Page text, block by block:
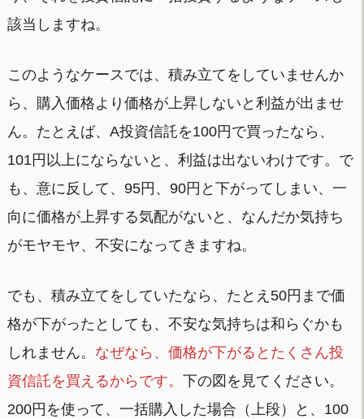
該当しますね。
このようなケースでは、積み立てをしていませんか
ら、購入価格より価格が上昇しないと利益が出ませ
ん。たとえば、A投資信託を100円で買ったなら、
101円以上にならないと、利益は出ないわけです。で
も、意に反して、95円、90円と下がってしまい、一
向に価格が上昇する気配がないと、なんだか気持ち
がモヤモヤ、不安になってきますね。
でも、積み立てをしていたなら、たとえ50円まで価
格が下がったとしても、不安な気持ちは和らぐかも
しれません。 なぜなら、価格が下がるとたくさん投
資信託を買えるからです。 下の図を見てください。
200円を使って、一括購入した場合（上段）と、100